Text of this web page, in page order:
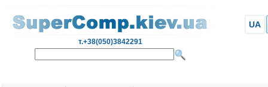
т.+38(050)3842291
UA